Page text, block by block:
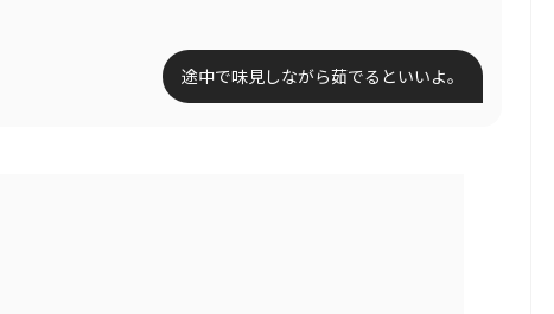
途中で味見しながら茹でるといいよ。